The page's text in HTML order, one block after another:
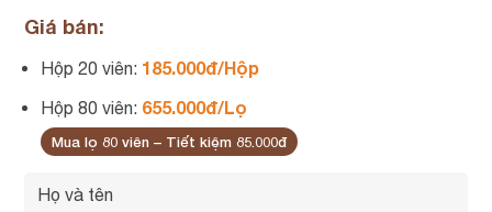
Giá bán:
Hộp 20 viên: 185.000đ/Hộp
Hộp 80 viên: 655.000đ/Lọ
Mua lọ 80 viên – Tiết kiệm 85.000đ